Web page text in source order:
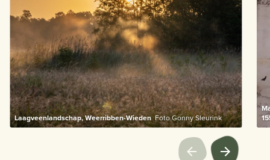
Laagveenlandschap, Weerribben-Wieden Foto Gonny Sleurink